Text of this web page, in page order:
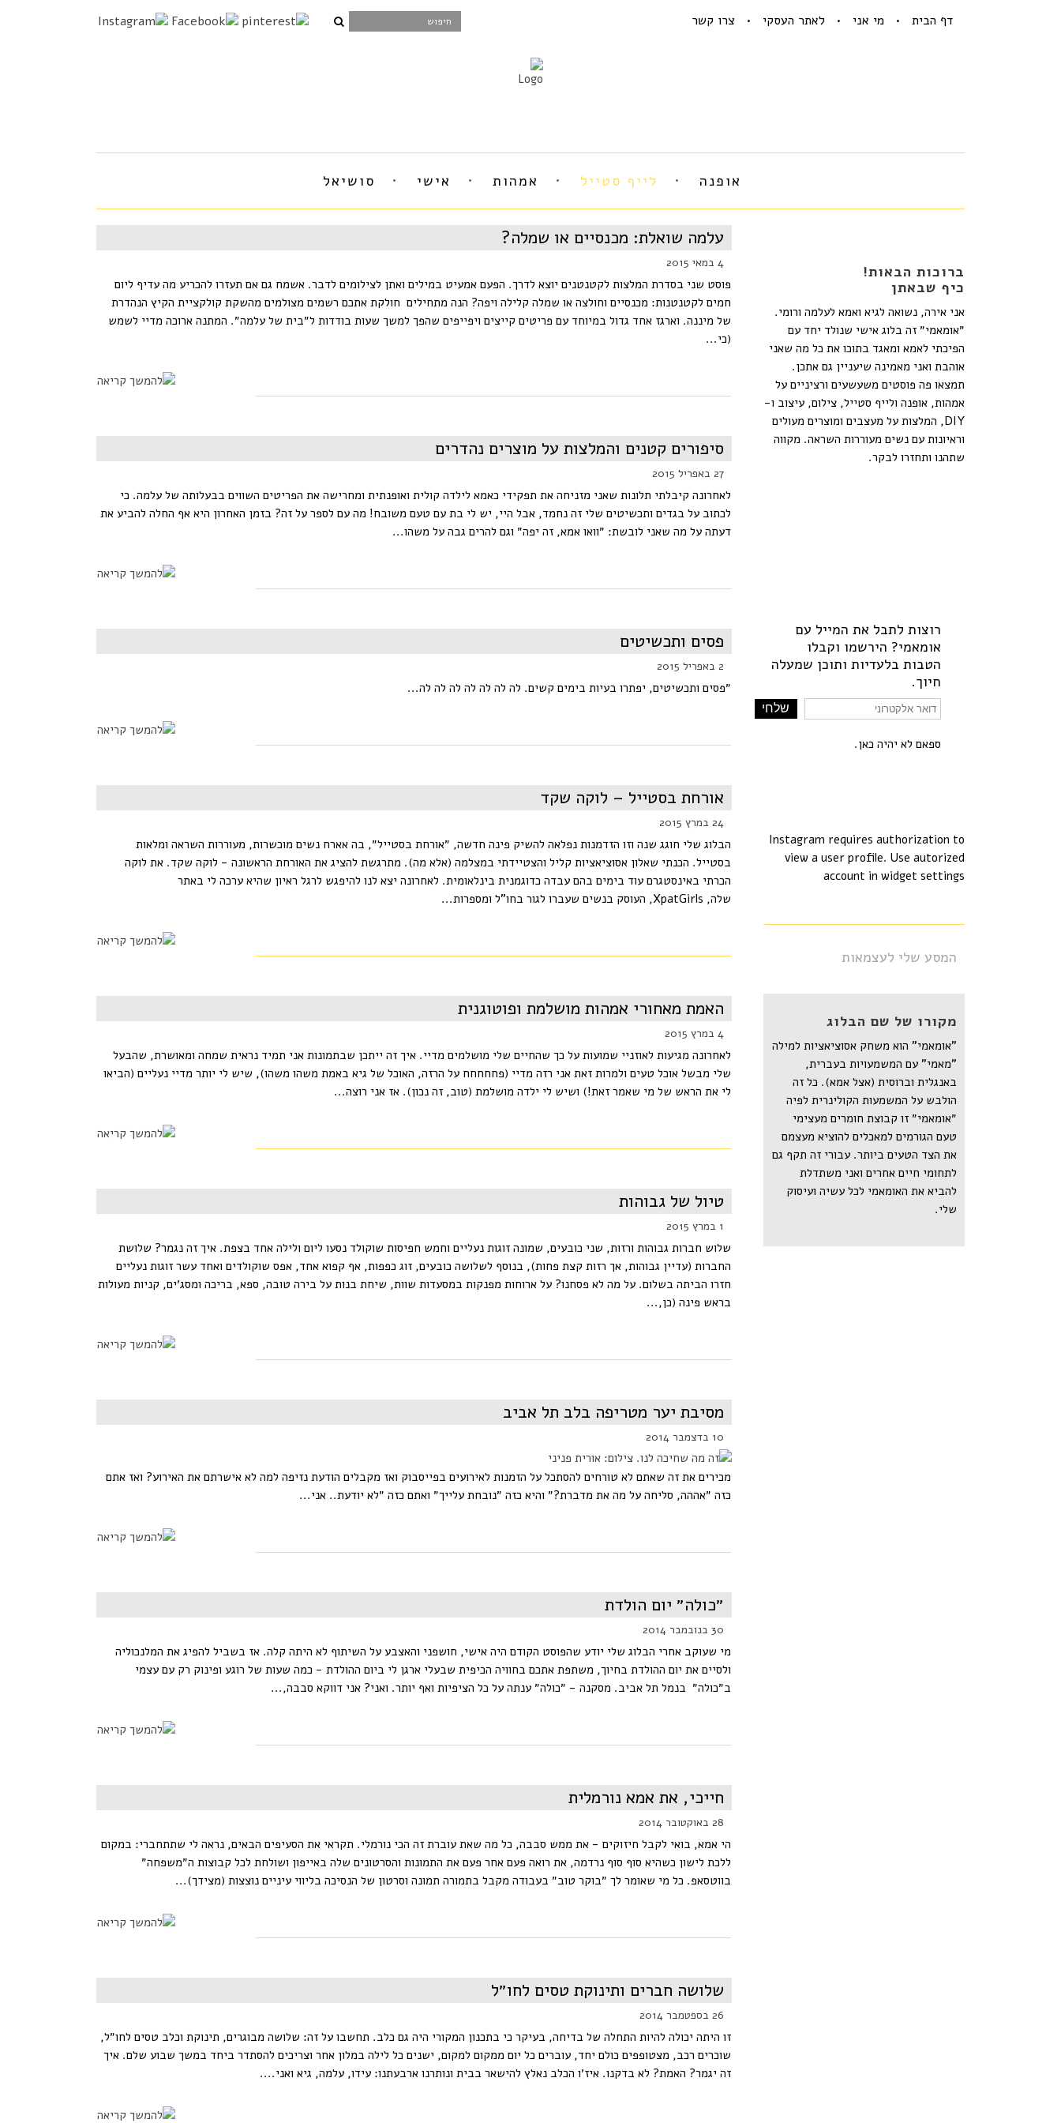
דף הבית מי אני לאתר העסקי צרו קשר
אופנה לייף סטייל אמהות אישי סושיאל
עלמה שואלת: מכנסיים או שמלה?
4 במאי 2015
פוסט שני בסדרת המלצות לקטנטנים יוצא לדרך. הפעם אמעיט במילים ואתן לצילומים לדבר. אשמח גם אם תעזרו להכריע מה עדיף ליום
חמים לקטנטנות: מכנסיים וחולצה או שמלה קלילה ויפה? הנה מתחילים חולקת אתכם רשמים מצולמים מהשקת קולקציית הקיץ הנהדרת
של מיננה. וארגז אחד גדול במיוחד עם פריטים קייצים ויפייפים שהפך למשך שעות בודדות ל״בית של עלמה״. המתנה ארוכה מדיי לשמש
(כי...
סיפורים קטנים והמלצות על מוצרים נהדרים
27 באפריל 2015
לאחרונה קיבלתי תלונות שאני מזניחה את תפקידי כאמא לילדה קולית ואופנתית ומחרישה את הפריטים השווים בבעלותה של עלמה. כי
לכתוב על בגדים ותכשיטים שלי זה נחמד, אבל היי, יש לי בת עם טעם משובח! מה עם לספר על זה? בזמן האחרון היא אף החלה להביע את
דעתה על מה שאני לובשת: ״וואו אמא, זה יפה״ וגם להרים גבה על משהו...
פסים ותכשיטים
2 באפריל 2015
״פסים ותכשיטים, יפתרו בעיות בימים קשים. לה לה לה לה לה לה לה...
אורחת בסטייל – לוקה שקד
24 במרץ 2015
הבלוג שלי חוגג שנה וזו הזדמנות נפלאה להשיק פינה חדשה, ״אורחת בסטייל״, בה אארח נשים מוכשרות, מעוררות השראה ומלאות
בסטייל. הכנתי שאלון אסוציאציות קליל והצטיידתי במצלמה (אלא מה). מתרגשת להציג את האורחת הראשונה - לוקה שקד. את לוקה
הכרתי באינסטגרם עוד בימים בהם עבדה כדוגמנית בינלאומית. לאחרונה יצא לנו להיפגש לרגל ראיון שהיא ערכה לי באתר
שלה, XpatGirls, העוסק בנשים שעברו לגור בחו"ל ומספרות...
האמת מאחורי אמהות מושלמת ופוטוגנית
4 במרץ 2015
לאחרונה מגיעות לאוזניי שמועות על כך שהחיים שלי מושלמים מדיי. איך זה ייתכן שבתמונות אני תמיד נראית שמחה ומאושרת, שהבעל
שלי מבשל אוכל טעים ולמרות זאת אני רזה מדיי (פחחחחח על הרזה, האוכל של גיא באמת משהו משהו), שיש לי יותר מדיי נעליים (הביאו
לי את הראש של מי שאמר זאת!) ושיש לי ילדה מושלמת (טוב, זה נכון). אז אני רוצה...
טיול של גבוהות
1 במרץ 2015
שלוש חברות גבוהות ורזות, שני כובעים, שמונה זוגות נעליים וחמש חפיסות שוקולד נסעו ליום ולילה אחד בצפת. איך זה נגמר? שלושת
החברות (עדיין גבוהות, אך רזות קצת פחות), בנוסף לשלושה כובעים, זוג כפפות, אף קפוא אחד, אפס שוקולדים ואחד עשר זוגות נעליים
חזרו הביתה בשלום. על מה לא פסחנו? על ארוחות מפנקות במסעדות שוות, שיחת בנות על בירה טובה, ספא, בריכה ומסג׳ים, קניות מעולות
בראש פינה (כן,...
מסיבת יער מטריפה בלב תל אביב
10 בדצמבר 2014
מכירים את זה שאתם לא טורחים להסתכל על הזמנות לאירועים בפייסבוק ואז מקבלים הודעת נזיפה למה לא אישרתם את האירוע? ואז אתם
כזה ״אההה, סליחה על מה את מדברת?״ והיא כזה ״נובחת עלייך״ ואתם כזה ״לא יודעת.. אני...
״כולה״ יום הולדת
30 בנובמבר 2014
מי שעוקב אחרי הבלוג שלי יודע שהפוסט הקודם היה אישי, חושפני והאצבע על השיתוף לא היתה קלה. אז בשביל להפיג את המלנכוליה
ולסיים את יום ההולדת בחיוך, משתפת אתכם בחוויה הכיפית שבעלי ארגן לי ביום ההולדת - כמה שעות של רוגע ופינוק רק עם עצמי
ב״כולה״ בנמל תל אביב. מסקנה - ״כולה״ ענתה על כל הציפיות ואף יותר. ואני? אני דווקא סבבה,...
חייכי, את אמא נורמלית
28 באוקטובר 2014
הי אמא, בואי לקבל חיזוקים - את ממש סבבה, כל מה שאת עוברת זה הכי נורמלי. תקראי את הסעיפים הבאים, נראה לי שתתחברי: במקום
ללכת לישון כשהיא סוף סוף נרדמה, את רואה פעם אחר פעם את התמונות והסרטונים שלה באייפון ושולחת לכל קבוצות ה״משפחה״
בווטסאפ. כל מי שאומר לך ״בוקר טוב״ בעבודה מקבל בתמורה תמונה וסרטון של הנסיכה בליווי עיניים נוצצות (מצידך)...
שלושה חברים ותינוקת טסים לחו״ל
26 בספטמבר 2014
זו היתה יכולה להיות התחלה של בדיחה, בעיקר כי בתכנון המקורי היה גם כלב. תחשבו על זה: שלושה מבוגרים, תינוקת וכלב טסים לחו״ל,
שוכרים רכב, מצטופפים כולם יחד, עוברים כל יום ממקום למקום, ישנים כל לילה במלון אחר וצריכים להסתדר ביחד במשך שבוע שלם. איך
זה יגמר? האמת? לא בדקנו. איז׳ו הכלב נאלץ להישאר בבית ונותרנו ארבעתנו: עידו, עלמה, גיא ואני....
ברוכות הבאות!
כיף שבאתן
אני אירה, נשואה לגיא ואמא לעלמה ורומי.
״אומאמי״ זה בלוג אישי שנולד יחד עם
הפיכתי לאמא ומאגד בתוכו את כל מה שאני
אוהבת ואני מאמינה שיעניין גם אתכן.
תמצאו פה פוסטים משעשעים ורציניים על
אמהות, אופנה ולייף סטייל, צילום, עיצוב ו-
DIY, המלצות על מעצבים ומוצרים מעולים
וראיונות עם נשים מעוררות השראה. מקווה
שתהנו ותחזרו לבקר.
רוצות לתבל את המייל עם
אומאמי? הירשמו וקבלו
הטבות בלעדיות ותוכן שמעלה
חיוך.
ספאם לא יהיה כאן.
Instagram requires authorization to
view a user profile. Use autorized
account in widget settings
המסע שלי לעצמאות
מקורו של שם הבלוג
"אומאמי" הוא משחק אסוציאציות למילה
"מאמי" עם המשמעויות בעברית,
באנגלית וברוסית (אצל אמא). כל זה
הולבש על המשמעות הקולינרית לפיה
״אומאמי״ זו קבוצת חומרים מעצימי
טעם הגורמים למאכלים להוציא מעצמם
את הצד הטעים ביותר. עבורי זה תקף גם
לתחומי חיים אחרים ואני משתדלת
להביא את האומאמי לכל עשיה ועיסוק
שלי.